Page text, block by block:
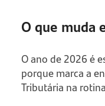
O que muda
O ano de 2026 é
porque marca a
Tributária na